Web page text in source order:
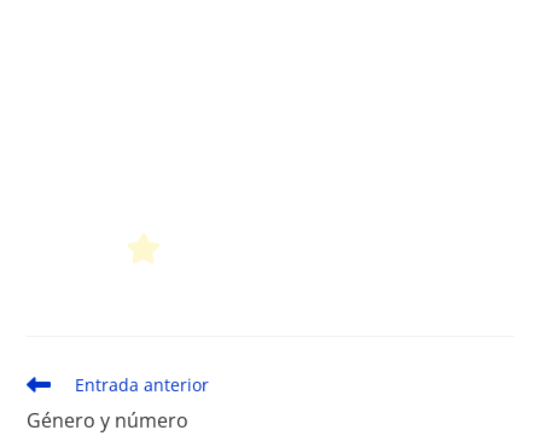
Leer
más
artículos
Entrada anterior
Género y número